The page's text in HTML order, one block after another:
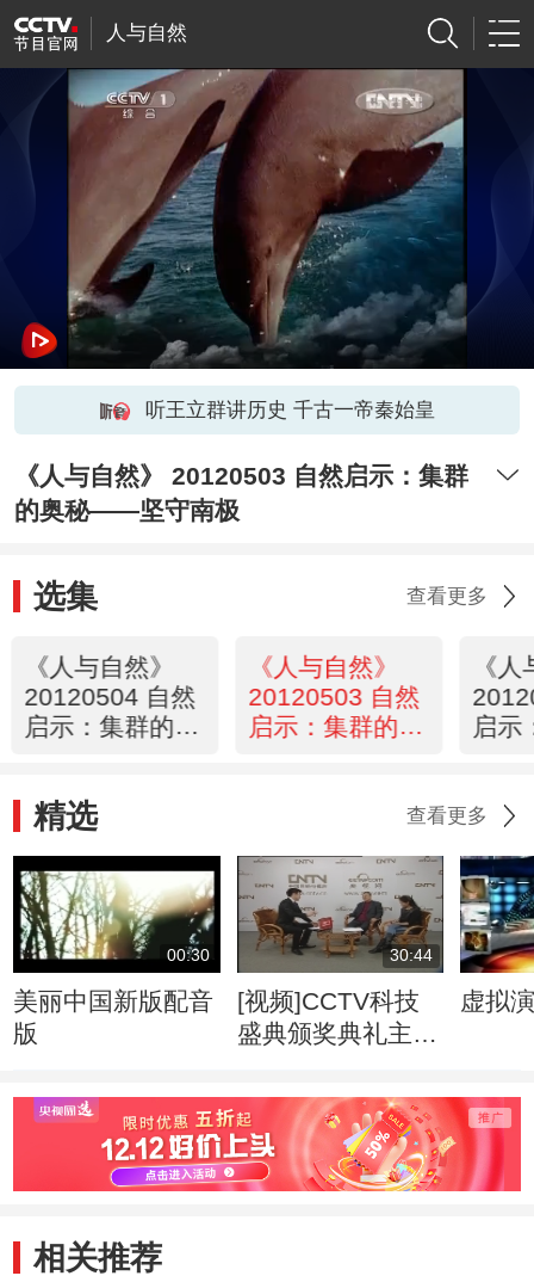
人与自然
听王立群讲历史 千古一帝秦始皇
《人与自然》 20120503 自然启示：集群
的奥秘——坚守南极
选集 查看更多
《人与自然》
20120504 自然
启示：集群的奥
《人与自然》
20120503 自然
启示：集群的奥
《
启示
精选 查看更多
00:30
美丽中国新版配音
版
30:44
[视频]CCTV科技
盛典颁奖典礼主创
虚拟
相关推荐